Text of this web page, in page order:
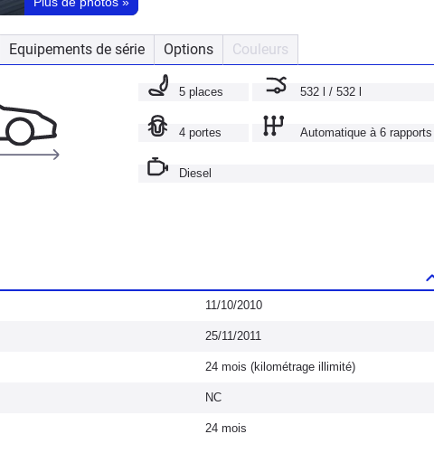
Equipements de série Options Couleurs
5 places 532 l / 532 l
4 portes Automatique à 6 rapports
Diesel
11/10/2010
25/11/2011
24 mois (kilométrage illimité)
NC
24 mois